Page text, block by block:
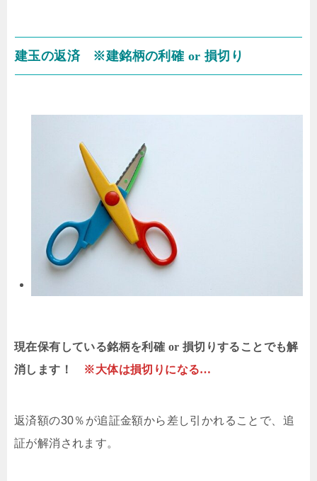
建玉の返済 ※建銘柄の利確 or 損切り
現在保有している銘柄を利確 or 損切りすることでも解
消します！ ※大体は損切りになる…
返済額の30％が追証金額から差し引かれることで、追
証が解消されます。